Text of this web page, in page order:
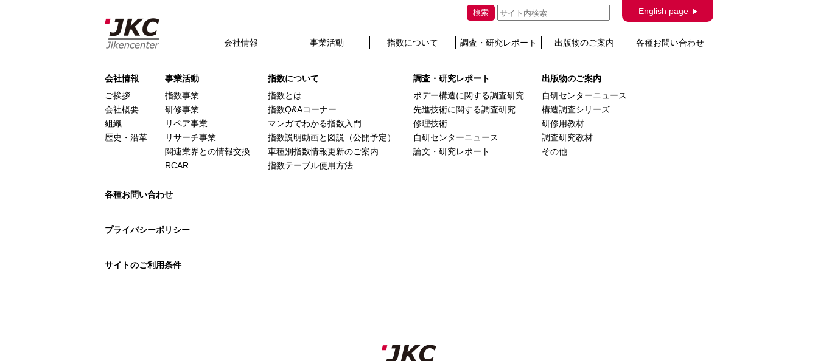
English page
会社情報 事業活動 指数について 調査・研究レポート 出版物のご案内 各種お問い合わせ
検索
Posted2018年5月25日
filed under:
This is a widget ready area. Add some and they will appear here.
会社情報
ご挨拶
会社概要
組織
歴史・沿革
事業活動
指数事業
研修事業
リペア事業
リサーチ事業
関連業界との情報交換
RCAR
指数について
指数とは
指数Q&Aコーナー
マンガでわかる指数入門
指数説明動画と図説（公開予定）
車種別指数情報更新のご案内
指数テーブル使用方法
調査・研究レポート
ボデー構造に関する調査研究
先進技術に関する調査研究
修理技術
自研センターニュース
論文・研究レポート
出版物のご案内
自研センターニュース
構造調査シリーズ
研修用教材
調査研究教材
その他
各種お問い合わせ
プライバシーポリシー
サイトのご利用条件